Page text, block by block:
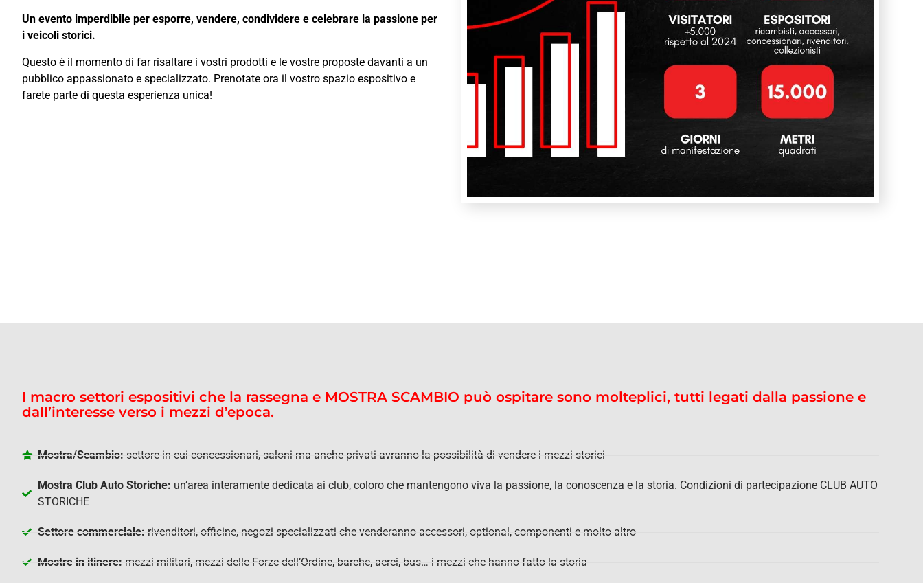
Un evento imperdibile per esporre, vendere, condividere e celebrare la passione per
i veicoli storici.
Questo è il momento di far risaltare i vostri prodotti e le vostre proposte davanti a un
pubblico appassionato e specializzato. Prenotate ora il vostro spazio espositivo e
farete parte di questa esperienza unica!
I macro settori espositivi che la rassegna e MOSTRA SCAMBIO può ospitare sono molteplici, tutti legati dalla passione e
dall’interesse verso i mezzi d’epoca.
Mostra/Scambio: settore in cui concessionari, saloni ma anche privati avranno la possibilità di vendere i mezzi storici
Mostra Club Auto Storiche: un’area interamente dedicata ai club, coloro che mantengono viva la passione, la conoscenza e la storia. Condizioni di partecipazione CLUB AUTO
STORICHE
Settore commerciale: rivenditori, officine, negozi specializzati che venderanno accessori, optional, componenti e molto altro
Mostre in itinere: mezzi militari, mezzi delle Forze dell’Ordine, barche, aerei, bus… i mezzi che hanno fatto la storia